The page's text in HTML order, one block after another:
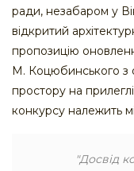
ради, незабаром у
відкритий
пропозицію
М. Коцюбинського з
простору на
конкурсу належить
"Досвід